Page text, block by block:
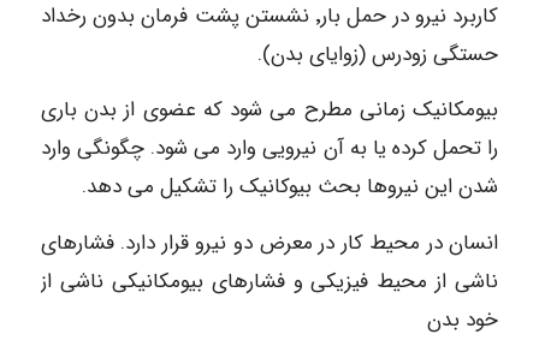
کاربرد نیرو در حمل بار٬ نشستن پشت فرمان بدون رخداد
حستگی زودرس (زوایای بدن).
بیومکانیک زمانی مطرح می شود که عضوی از بدن باری
را تحمل کرده یا به آن نیرویی وارد می شود. چگونگی وارد
شدن این نیروها بحث بیوکانیک را تشکیل می دهد.
انسان در محیط کار در معرض دو نیرو قرار دارد. فشارهای
ناشی از محیط فیزیکی و فشارهای بیومکانیکی ناشی از
خود بدن